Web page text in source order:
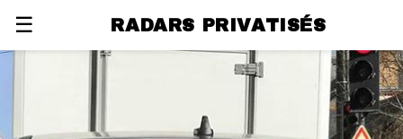
☰ RADARS PRIVATISÉS